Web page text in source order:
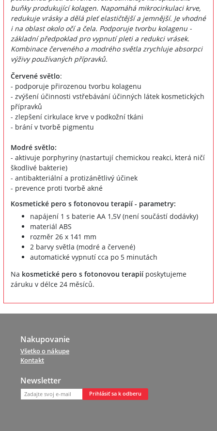
buňky produkující kolagen. Napomáhá mikrocirkulaci krve,
redukuje vrásky a dělá pleť elastičtější a jemnější. Je vhodné
i na oblast okolo očí a čela. Podporuje tvorbu kolagenu -
základní předpoklad pro vypnutí pleti a redukci vrásek.
Kombinace červeného a modrého světla zrychluje absorpci
výživy používaných přípravků.
Červené světlo:
- podporuje přirozenou tvorbu kolagenu
- zvýšení účinnosti vstřebávání účinných látek kosmetických
přípravků
- zlepšení cirkulace krve v podkožní tkáni
- brání v tvorbě pigmentu
Modré světlo:
- aktivuje porphyriny (nastartují chemickou reakci, která ničí
škodlivé bakterie)
- antibakteriální a protizánětlivý účinek
- prevence proti tvorbě akné
Kosmetické pero s fotonovou terapií - parametry:
napájení 1 s baterie AA 1,5V (není součástí dodávky)
materiál ABS
rozměr 26 x 141 mm
2 barvy světla (modré a červené)
automatické vypnutí cca po 5 minutách
Na kosmetické pero s fotonovou terapiíposkytujeme
záruku v délce 24 měsíců.
Nakupovanie
Všetko o nákupe
Kontakt
Newsletter
Prihlásiť sa k odberu